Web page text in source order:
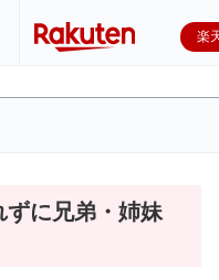
楽
ずに兄弟・姉妹